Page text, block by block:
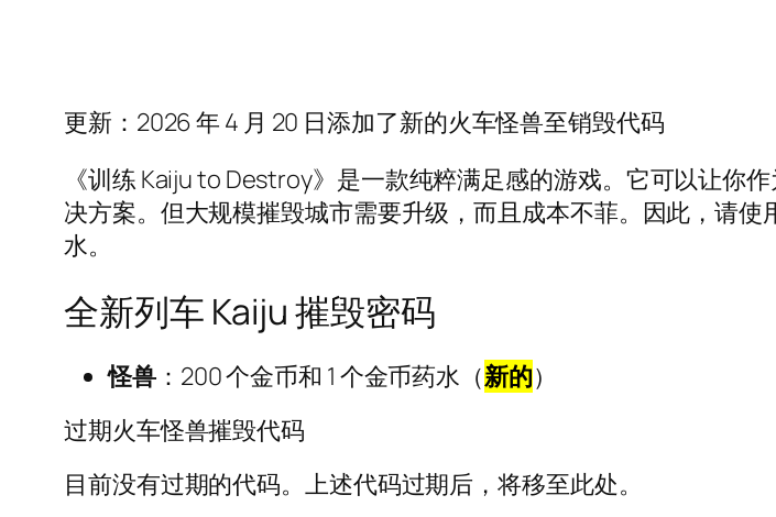
更新：2026 年 4 月 20 日添加了新的火车怪兽至销毁代码
《训练 Kaiju to Destroy》是一款纯粹满足感的游戏。它可以让你
决方案。但大规模摧毁城市需要升级，而且成本不菲。因此，请
水。
全新列车 Kaiju 摧毁密码
怪兽：200 个金币和 1 个金币药水（新的）
过期火车怪兽摧毁代码
目前没有过期的代码。上述代码过期后，将移至此处。